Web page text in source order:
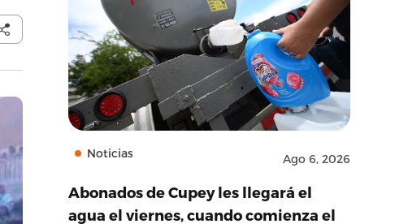
Noticias Ago 6, 2026
Abonados de Cupey les llegará el
agua el viernes, cuando comienza el